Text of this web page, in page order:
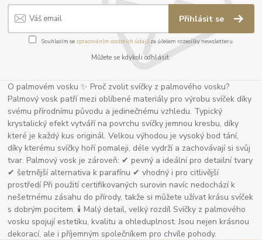
Přihlásit se
Souhlasím se zpracováním osobních údajůza účelem rozesílky newsletteru.
Můžete se kdykoli odhlásit.
O palmovém vosku ✨ Proč zvolit svíčky z palmového vosku?
Palmový vosk patří mezi oblíbené materiály pro výrobu svíček díky
svému přírodnímu původu a jedinečnému vzhledu. Typický
krystalický efekt vytváří na povrchu svíčky jemnou kresbu, díky
které je každý kus originál. Velkou výhodou je vysoký bod tání,
díky kterému svíčky hoří pomaleji, déle vydrží a zachovávají si svůj
tvar. Palmový vosk je zároveň: ✔ pevný a ideální pro detailní tvary
✔ šetrnější alternativa k parafínu ✔ vhodný i pro citlivější
prostředí Při použití certifikovaných surovin navíc nedochází k
nešetrnému zásahu do přírody, takže si můžete užívat krásu svíček
s dobrým pocitem. 🕯 Malý detail, velký rozdíl Svíčky z palmového
vosku spojují estetiku, kvalitu a ohleduplnost. Jsou nejen krásnou
dekorací, ale i příjemným společníkem pro chvíle pohody.